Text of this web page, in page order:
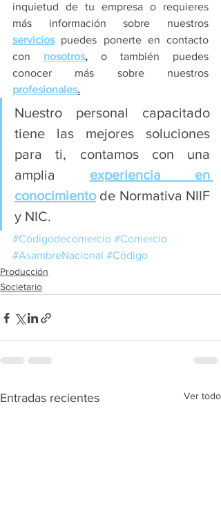
inquietud de tu empresa o requieres
servicios puedes ponerte en contacto
con nosotros, o también puedes
profesionales.
Nuestro personal capacitado
tiene las mejores soluciones
para ti, contamos con una
amplia experiencia en
conocimiento de Normativa NIIF
y NIC.
#Códigodecomercio #Comercio
#AsambreNacional #Código
Producción
Societario
Entradas recientes Ver todo